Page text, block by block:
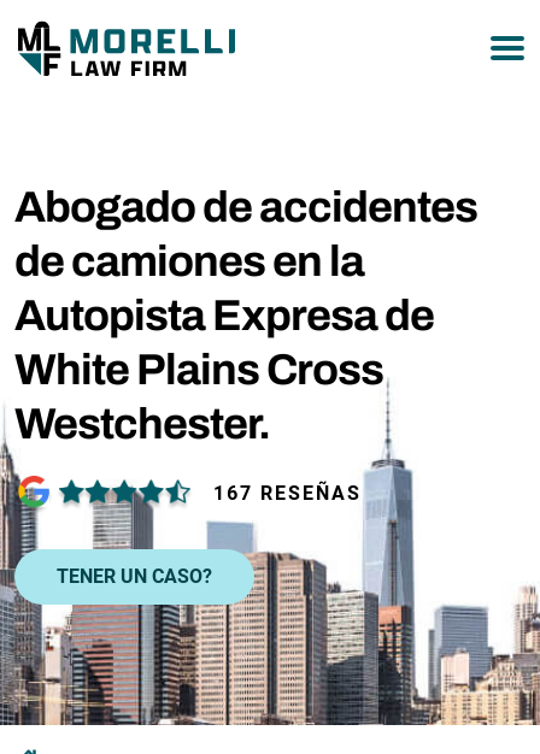
Abogado de accidentes
de camiones en la
Autopista Expresa de
White Plains Cross
Westchester.
167 RESEÑAS
TENER UN CASO?